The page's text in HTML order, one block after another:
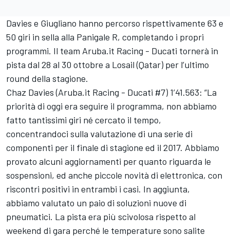
Davies e Giugliano hanno percorso rispettivamente 63 e
50 giri in sella alla Panigale R, completando i propri
programmi. Il team Aruba.it Racing - Ducati tornerà in
pista dal 28 al 30 ottobre a Losail (Qatar) per l’ultimo
round della stagione.
Chaz Davies (Aruba.it Racing - Ducati #7) 1’41.563: “La
priorità di oggi era seguire il programma, non abbiamo
fatto tantissimi giri né cercato il tempo,
concentrandoci sulla valutazione di una serie di
componenti per il finale di stagione ed il 2017. Abbiamo
provato alcuni aggiornamenti per quanto riguarda le
sospensioni, ed anche piccole novità di elettronica, con
riscontri positivi in entrambi i casi. In aggiunta,
abbiamo valutato un paio di soluzioni nuove di
pneumatici. La pista era più scivolosa rispetto al
weekend di gara perché le temperature sono salite